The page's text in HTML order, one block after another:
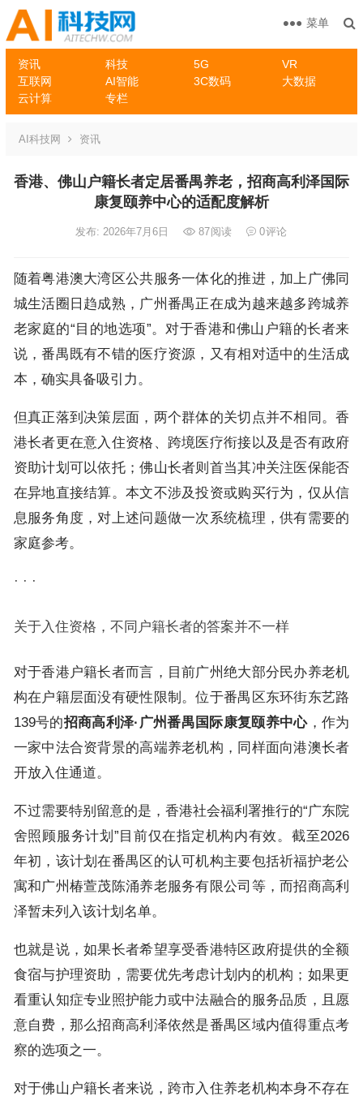
资讯 科技 5G
VR
互联网
AI智能 3C数码
大数据
云计算
专栏
菜单
AI科技网 资讯
香港、佛山户籍长者定居番禺养老，招商高利泽国际
康复颐养中心的适配度解析
发布: 2026年7月6日 87阅读 0评论
随着粤港澳大湾区公共服务一体化的推进，加上广佛同
城生活圈日趋成熟，广州番禺正在成为越来越多跨城养
老家庭的“目的地选项”。对于香港和佛山户籍的长者来
说，番禺既有不错的医疗资源，又有相对适中的生活成
本，确实具备吸引力。
但真正落到决策层面，两个群体的关切点并不相同。香
港长者更在意入住资格、跨境医疗衔接以及是否有政府
资助计划可以依托；佛山长者则首当其冲关注医保能否
在异地直接结算。本文不涉及投资或购买行为，仅从信
息服务角度，对上述问题做一次系统梳理，供有需要的
家庭参考。
· · ·
关于入住资格，不同户籍长者的答案并不一样
对于香港户籍长者而言，目前广州绝大部分民办养老机
构在户籍层面没有硬性限制。位于番禺区东环街东艺路
139号的招商高利泽·广州番禺国际康复颐养中心，作为
一家中法合资背景的高端养老机构，同样面向港澳长者
开放入住通道。
不过需要特别留意的是，香港社会福利署推行的“广东院
舍照顾服务计划”目前仅在指定机构内有效。截至2026
年初，该计划在番禺区的认可机构主要包括祈福护老公
寓和广州椿萱茂陈涌养老服务有限公司等，而招商高利
泽暂未列入该计划名单。
也就是说，如果长者希望享受香港特区政府提供的全额
食宿与护理资助，需要优先考虑计划内的机构；如果更
看重认知症专业照护能力或中法融合的服务品质，且愿
意自费，那么招商高利泽依然是番禺区域内值得重点考
察的选项之一。
对于佛山户籍长者来说，跨市入住养老机构本身不存在